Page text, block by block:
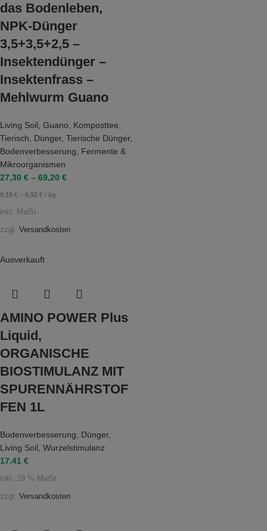
das Bodenleben,
NPK-Dünger
3,5+3,5+2,5 –
Insektendünger –
Insektenfrass –
Mehlwurm Guano
Living Soil, Guano, Komposttee,
Tierisch, Dünger, Tierische Dünger,
Bodenverbesserung, Fermente &
Mikroorganismen
27,30 € – 69,20 €
9,10 € – 6,92 € / kg
inkl. MwSt.
zzgl. Versandkosten
Ausverkauft
AMINO POWER Plus
Liquid,
ORGANISCHE
BIOSTIMULANZ MIT
SPURENNÄHRSTOF
FEN 1L
Bodenverbesserung Dünger,
Living Soil Wurzelstimulanz
17,41 €
inkl. 19 % MwSt.
zzgl. Versandkosten